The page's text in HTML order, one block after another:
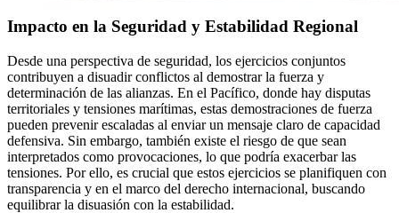
Impacto en la Seguridad y Estabilidad Regional
Desde una perspectiva de seguridad, los ejercicios conjuntos
contribuyen a disuadir conflictos al demostrar la fuerza y
determinación de las alianzas. En el Pacífico, donde hay disputas
territoriales y tensiones marítimas, estas demostraciones de fuerza
pueden prevenir escaladas al enviar un mensaje claro de capacidad
defensiva. Sin embargo, también existe el riesgo de que sean
interpretados como provocaciones, lo que podría exacerbar las
tensiones. Por ello, es crucial que estos ejercicios se planifiquen con
transparencia y en el marco del derecho internacional, buscando
equilibrar la disuasión con la estabilidad.